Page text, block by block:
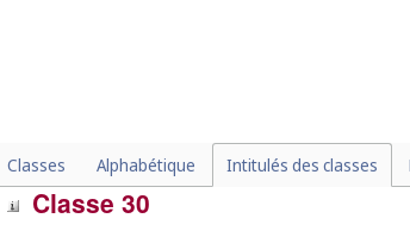
Classes Alphabétique Intitulés des classes
les semences à planter (cl. 31).
Classe 30